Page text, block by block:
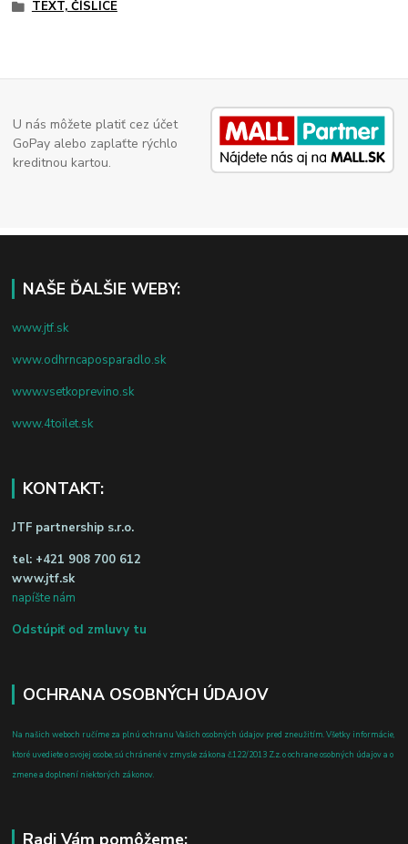
TEXT, ČÍSLICE
U nás môžete platiť cez účet
GoPay alebo zaplaťte rýchlo
kreditnou kartou.
NAŠE ĎALŠIE WEBY:
www.jtf.sk
www.odhrncaposparadlo.sk
www.vsetkoprevino.sk
www.4toilet.sk
KONTAKT:
JTF partnership s.r.o.
tel: +421 908 700 612
www.jtf.sk
napíšte nám
Odstúpiť od zmluvy tu
OCHRANA OSOBNÝCH ÚDAJOV
Na našich weboch ručíme za plnú ochranu Vašich osobných údajov pred zneužitím. Všetky informácie,
ktoré uvediete o svojej osobe, sú chránené v zmysle zákona č.122/2013 Z.z. o ochrane osobných údajov a o
zmene a doplnení niektorých zákonov.
Radi Vám pomôžeme: